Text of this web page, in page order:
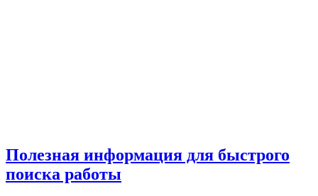
Полезная информация для быстрого
поиска работы